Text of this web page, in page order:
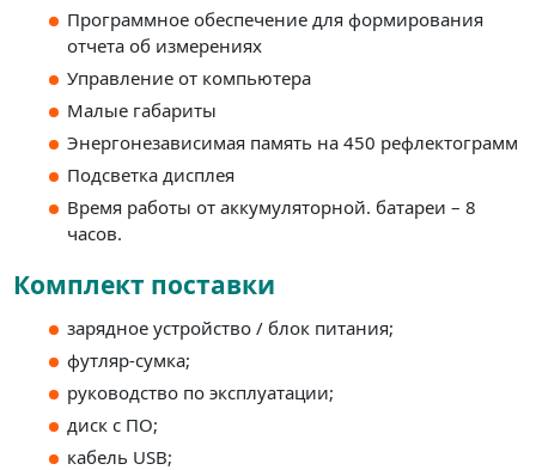
Программное обеспечение для формирования
отчета об измерениях
Управление от компьютера
Малые габариты
Энергонезависимая память на 450 рефлектограмм
Подсветка дисплея
Время работы от аккумуляторной. батареи – 8
часов.
Комплект поставки
зарядное устройство / блок питания;
футляр-сумка;
руководство по эксплуатации;
диск с ПО;
кабель USB;